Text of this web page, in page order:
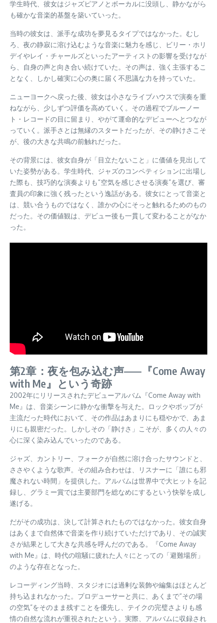
学生時代、彼女はジャズピアノとボーカルに没頭し、静かながら
も確かな音楽的基盤を築いていった。
当時の彼女は、派手な成功を夢見るタイプではなかった。むし
ろ、夜の静寂に溶け込むような音楽に魅力を感じ、ビリー・ホリ
デイやレイ・チャールズといったアーティストの影響を受けなが
ら、自身の声と向き合い続けていた。その声は、強く主張するこ
となく、しかし確実に心の奥に届く不思議な力を持っていた。
ニューヨークへ戻った後、彼女は小さなライブハウスで演奏を重
ねながら、少しずつ評価を高めていく。その過程でブルーノー
ト・レコードの目に留まり、やがて運命的なデビューへとつなが
っていく。派手さとは無縁のスタートだったが、その静けさこそ
が、後の大きな共鳴の前触れだった。
その背景には、彼女自身が「目立たないこと」に価値を見出して
いた姿勢がある。学生時代、ジャズのコンペティションに出場し
た際も、技巧的な演奏よりも“空気を感じさせる演奏”を選び、審
査員の印象に強く残ったという逸話がある。彼女にとって音楽と
は、競い合うものではなく、誰かの心にそっと触れるためのもの
だった。その価値観は、デビュー後も一貫して変わることがなか
った。
第2章：夜を包み込む声——『Come Away
with Me』という奇跡
2002年にリリースされたデビューアルバム『Come Away with
Me』は、音楽シーンに静かな衝撃を与えた。ロックやポップが
主流だった時代において、その作品はあまりにも穏やかで、あま
りにも親密だった。しかしその「静けさ」こそが、多くの人々の
心に深く染み込んでいったのである。
ジャズ、カントリー、フォークが自然に溶け合ったサウンドと、
ささやくような歌声。その組み合わせは、リスナーに「誰にも邪
魔されない時間」を提供した。アルバムは世界中で大ヒットを記
録し、グラミー賞では主要部門を総なめにするという快挙を成し
遂げる。
だがその成功は、決して計算されたものではなかった。彼女自身
はあくまで自然体で音楽を作り続けていただけであり、その誠実
さが結果として大きな共感を呼んだのである。『Come Away
with Me』は、時代の喧騒に疲れた人々にとっての「避難場所」
のような存在となった。
レコーディング当時、スタジオには過剰な装飾や編集はほとんど
持ち込まれなかった。プロデューサーと共に、あくまで“その場
の空気”をそのまま残すことを優先し、テイクの完璧さよりも感
情の自然な流れが重視されたという。実際、アルバムに収録され